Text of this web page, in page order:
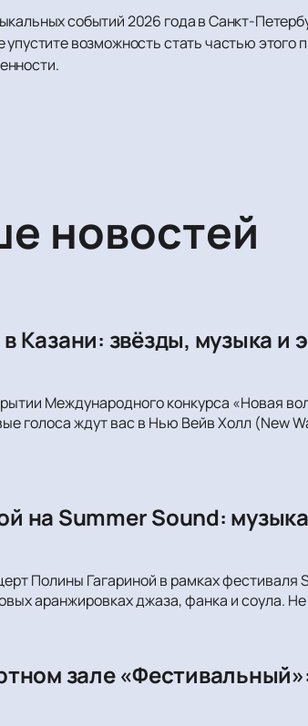
событий 2026 года в Санкт-
возможность стать частью этого
новостей
Казани: звёзды, музыка и
Международного конкурса «Новая
голоса ждут вас в Нью Вейв Холл (New
на Summer Sound:
Полины Гагариной в рамках
аранжировках джаза, фанка и соула.
зале